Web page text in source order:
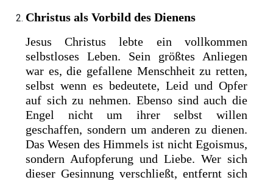
Christus als Vorbild des Dienens
Jesus Christus lebte ein vollkommen
selbstloses Leben. Sein größtes Anliegen
war es, die gefallene Menschheit zu retten,
selbst wenn es bedeutete, Leid und Opfer
auf sich zu nehmen. Ebenso sind auch die
Engel nicht um ihrer selbst willen
geschaffen, sondern um anderen zu dienen.
Das Wesen des Himmels ist nicht Egoismus,
sondern Aufopferung und Liebe. Wer sich
dieser Gesinnung verschließt, entfernt sich